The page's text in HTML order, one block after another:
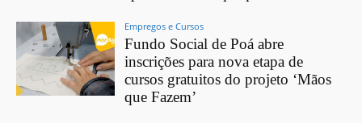
Empregos e Cursos
Fundo Social de Poá abre
inscrições para nova etapa de
cursos gratuitos do projeto ‘Mãos
que Fazem’